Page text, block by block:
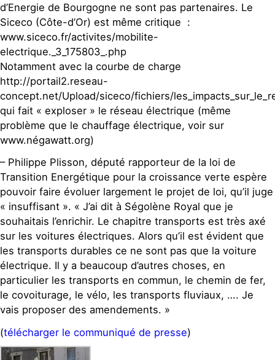
d’Energie de Bourgogne ne sont pas partenaires. Le
Siceco (Côte-d’Or) est même critique :
www.siceco.fr/activites/mobilite-
electrique._3_175803_.php
Notamment avec la courbe de charge
http://portail2.reseau-
concept.net/Upload/siceco/fichiers/
qui fait « exploser » le réseau électrique (même
problème que le chauffage électrique, voir sur
www.négawatt.org)
– Philippe Plisson, député rapporteur de la loi de
Transition Energétique pour la croissance verte espère
pouvoir faire évoluer largement le projet de loi, qu’il juge
« insuffisant ». « J’ai dit à Ségolène Royal que je
souhaitais l’enrichir. Le chapitre transports est très axé
sur les voitures électriques. Alors qu’il est évident que
les transports durables ce ne sont pas que la voiture
électrique. Il y a beaucoup d’autres choses, en
particulier les transports en commun, le chemin de fer,
le covoiturage, le vélo, les transports fluviaux, …. Je
vais proposer des amendements. »
(télécharger le communiqué de presse)